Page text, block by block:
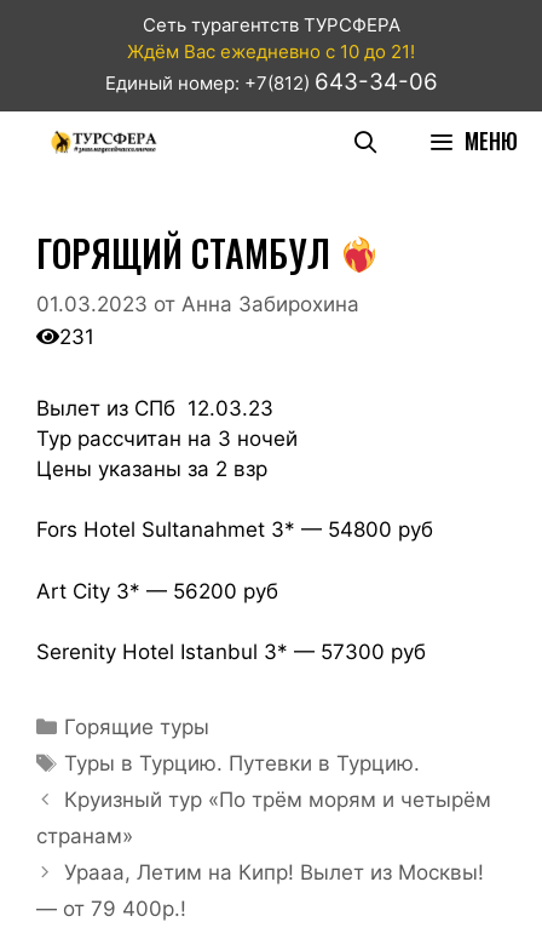
Сеть турагентств ТУРСФЕРА
Ждём Вас ежедневно с 10 до 21!
Единый номер: +7(812) 643-34-06
МЕНЮ
ГОРЯЩИЙ СТАМБУЛ
01.03.2023 от Анна Забирохина
231
Вылет из СПб 12.03.23
Тур рассчитан на 3 ночей
Цены указаны за 2 взр
Fors Hotel Sultanahmet 3* — 54800 руб
Art City 3* — 56200 руб
Serenity Hotel Istanbul 3* — 57300 руб
Горящие туры
Туры в Турцию. Путевки в Турцию.
Круизный тур «По трём морям и четырём
странам»
Урааа, Летим на Кипр! Вылет из Москвы!
— от 79 400р.!